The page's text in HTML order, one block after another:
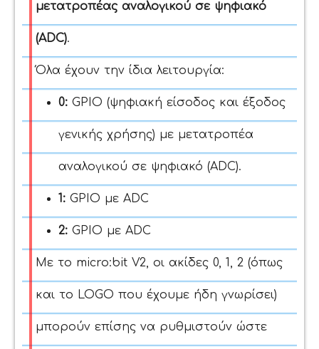
μετατροπέας αναλογικού σε ψηφιακό
(ADC).
Όλα έχουν την ίδια λειτουργία:
0: GPIO (ψηφιακή είσοδος και έξοδος
γενικής χρήσης) με μετατροπέα
αναλογικού σε ψηφιακό (ADC).
1: GPIO με ADC
2: GPIO με ADC
Με το micro:bit V2, οι ακίδες 0, 1, 2 (όπως
και το LOGO που έχουμε ήδη γνωρίσει)
μπορούν επίσης να ρυθμιστούν ώστε